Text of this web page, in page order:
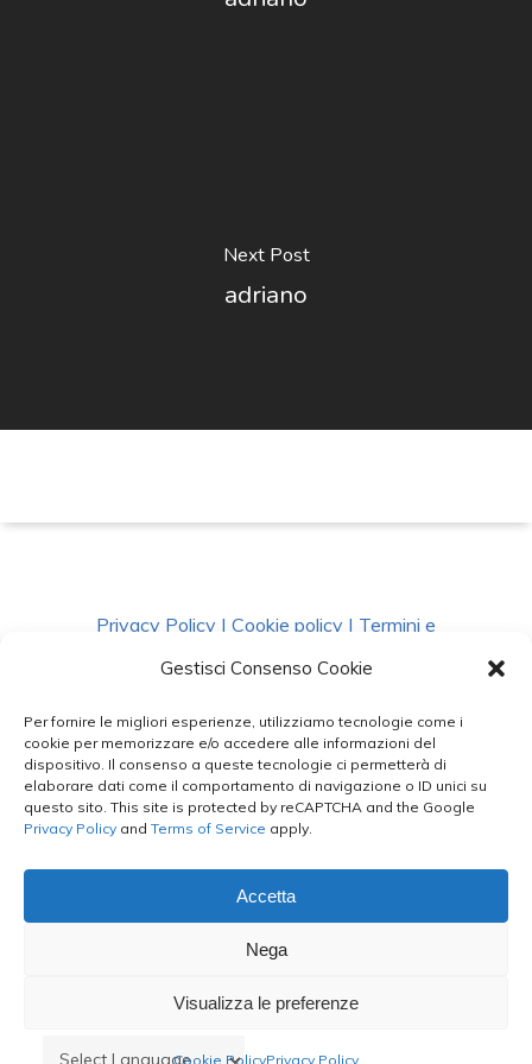
Gestisci Consenso Cookie
Per fornire le migliori esperienze, utilizziamo tecnologie come i
cookie per memorizzare e/o accedere alle informazioni del
dispositivo. Il consenso a queste tecnologie ci permetterà di
elaborare dati come il comportamento di navigazione o ID unici su
questo sito. This site is protected by reCAPTCHA and the Google
Privacy Policy and Terms of Service apply.
Accetta
Nega
Visualizza le preferenze
Cookie PolicyPrivacy Policy
Next Post
adriano
Privacy Policy | Cookie policy | Termini e
Condizioni|Richiedi Dati
facebook instagram whatsappphone
email
Le Bontà del Capo ©